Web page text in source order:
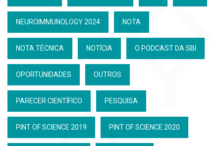
NEUROIMMUNOLOGY 2024 NOTA
NOTA TÉCNICA NOTÍCIA O PODCAST DA SBI
OPORTUNIDADES OUTROS
PARECER CIENTÍFICO PESQUISA
PINT OF SCIENCE 2019 PINT OF SCIENCE 2020